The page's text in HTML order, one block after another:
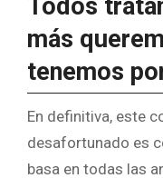
Todos
más
tenemos
En definitiva, este
desafortunado es
basa en todas las